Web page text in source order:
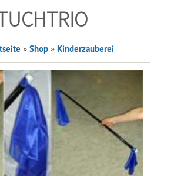
» Shop » Kinderzauberei